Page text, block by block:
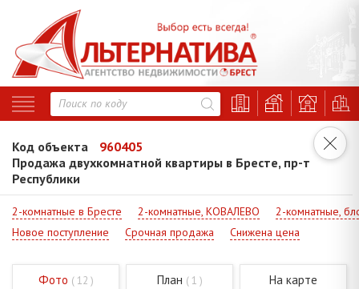
Код объекта
960405
Продажа двухкомнатной квартиры в Бресте, пр-т
Республики
2-комнатные в Бресте 2-комнатные, КОВАЛЕВО
2-комнатные,
Новое поступление
Срочная продажа Снижена цена
Фото ( 12 ) План ( 1 ) На карте